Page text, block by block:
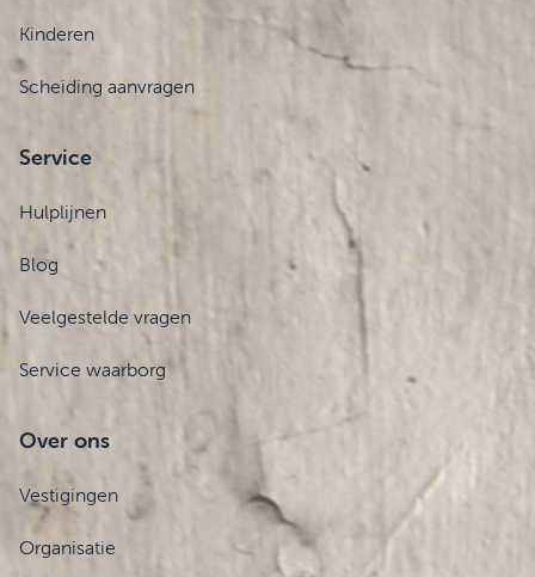
Kinderen
Scheiding aanvragen
Service
Hulplijnen
Blog
Veelgestelde vragen
Service waarborg
Over ons
Vestigingen
Organisatie